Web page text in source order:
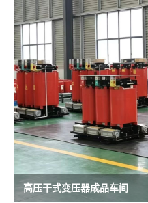
高压干式变压器成品车间